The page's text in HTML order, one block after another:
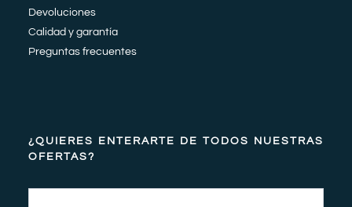
Devoluciones
Calidad y garantía
Preguntas frecuentes
¿QUIERES ENTERARTE DE TODOS NUESTRAS
OFERTAS?